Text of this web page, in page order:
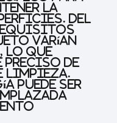
la
Del
varían
lo que
preciso de
limpieza.
puede ser